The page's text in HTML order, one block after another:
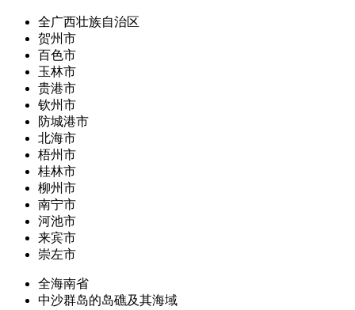
全广西壮族自治区
贺州市
百色市
玉林市
贵港市
钦州市
防城港市
北海市
梧州市
桂林市
柳州市
南宁市
河池市
来宾市
崇左市
全海南省
中沙群岛的岛礁及其海域